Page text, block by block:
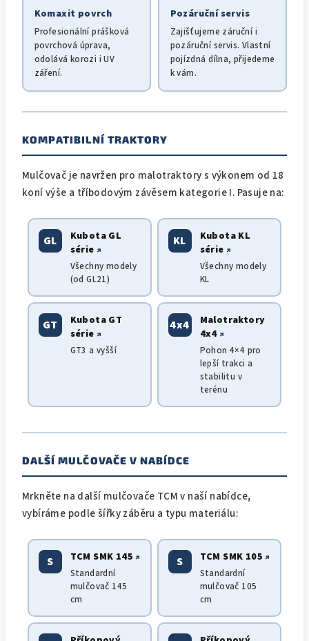
Komaxit povrch
Profesionální prášková
povrchová úprava,
odolává korozi i UV
záření.
Pozáruční servis
Zajišťujeme záruční i
pozáruční servis. Vlastní
pojízdná dílna, přijedeme
k vám.
KOMPATIBILNÍ TRAKTORY
Mulčovač je navržen pro malotraktory s výkonem od 18
koní výše a tříbodovým závěsem kategorie I. Pasuje na:
GL
Kubota GL
série ↗
Všechny modely
(od GL21)
KL
Kubota KL
série ↗
Všechny modely
KL
GT
Kubota GT
série ↗
GT3 a vyšší
4x4
Malotraktory
4x4 ↗
Pohon 4×4 pro
lepší trakci a
stabilitu v
terénu
DALŠÍ MULČOVAČE V NABÍDCE
Mrkněte na další mulčovače TCM v naší nabídce,
vybíráme podle šířky záběru a typu materiálu:
S TCM SMK 145 ↗
Standardní
mulčovač 145
cm
S TCM SMK 105 ↗
Standardní
mulčovač 105
cm